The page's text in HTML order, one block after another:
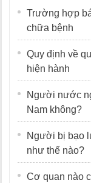
Trường hợp
chữa bệnh
Quy định về
hiện hành
Người nước
Nam không?
Người bị bạo
như thế nào?
Cơ quan nào